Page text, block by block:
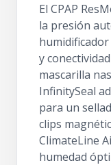
El CPAP
la presión
y
mascarilla
InfinitySeal
para un
clips
ClimateLine
humedad